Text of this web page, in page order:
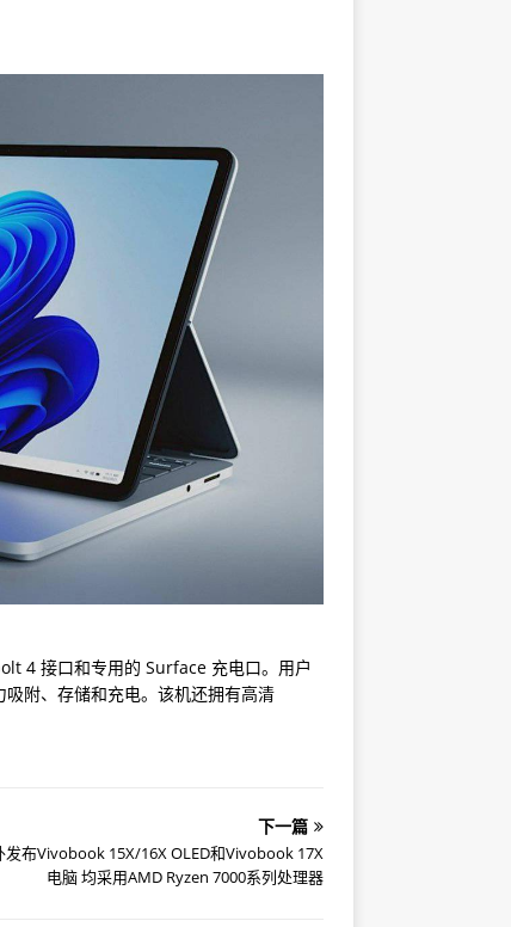
接口和专用的 Surface 充电口。用户
附、存储和充电。该机还拥有高清
下一篇
发布Vivobook 15X/16X OLED和Vivobook 17X
电脑 均采用AMD Ryzen 7000系列处理器